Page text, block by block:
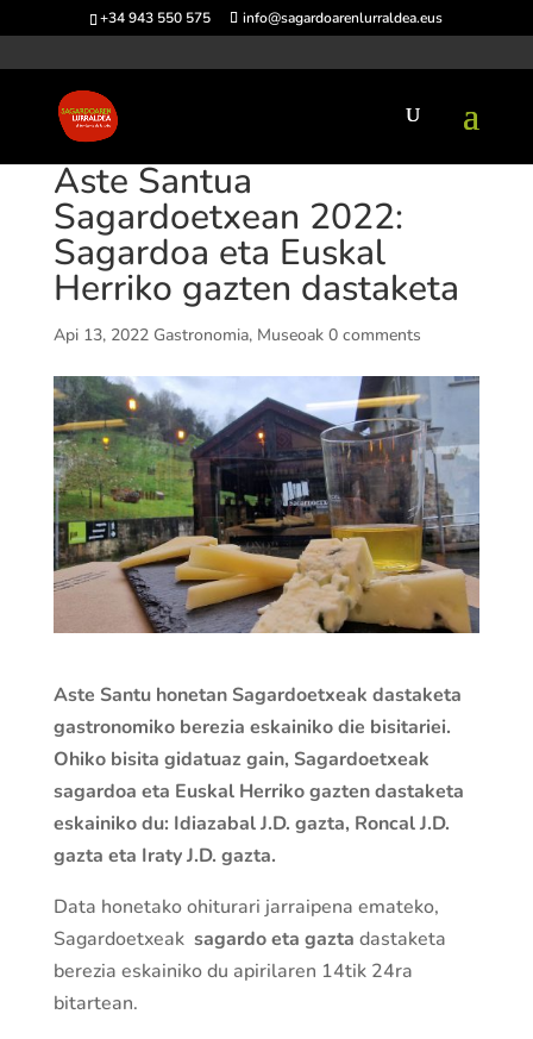
+34 943 550 575 info@sagardoarenlurraldea.eus
Aste Santua
Sagardoetxean 2022:
Sagardoa eta Euskal
Herriko gazten dastaketa
Api 13, 2022 Gastronomia, Museoak 0 comments
Aste Santu honetan Sagardoetxeak dastaketa
gastronomiko berezia eskainiko die bisitariei.
Ohiko bisita gidatuaz gain, Sagardoetxeak
sagardoa eta Euskal Herriko gazten dastaketa
eskainiko du: Idiazabal J.D. gazta, Roncal J.D.
gazta eta Iraty J.D. gazta.
Data honetako ohiturari jarraipena emateko,
Sagardoetxeak sagardo eta gazta dastaketa
berezia eskainiko du apirilaren 14tik 24ra
bitartean.